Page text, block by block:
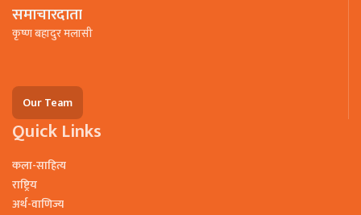
समाचारदाता
कृष्ण बहादुर मलासी
Our Team
Quick Links
कला-साहित्य
राष्ट्रिय
अर्थ-वाणिज्य